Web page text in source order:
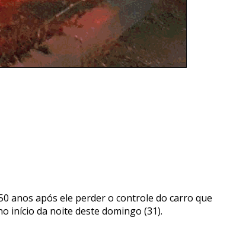
anos após ele perder o controle do carro que
início da noite deste domingo (31).